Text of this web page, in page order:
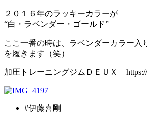
２０１６年のラッキーカラーが
“白・ラベンダー・ゴールド”
ここ一番の時は、ラベンダーカラー入
を履きます（笑）
加圧トレーニングジムＤＥＵＸ https://
#伊藤喜剛